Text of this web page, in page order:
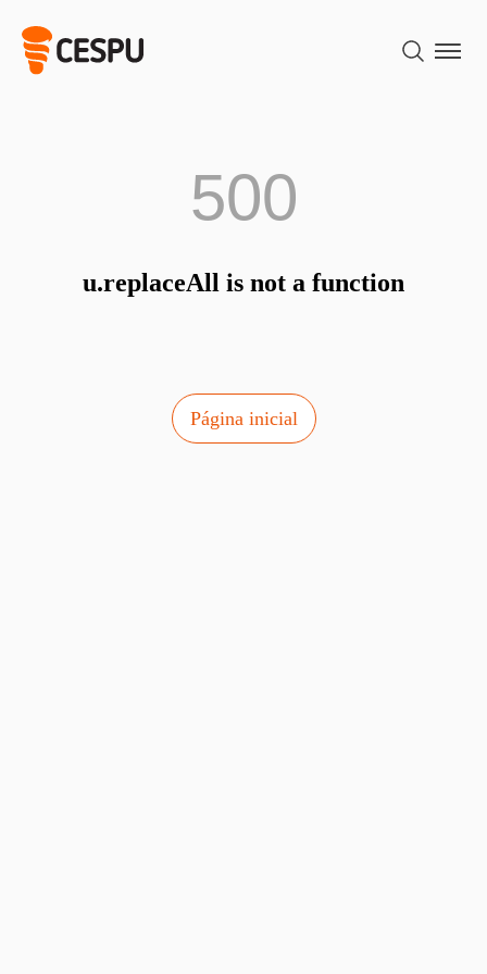
500
u.replaceAll is not a function
Página inicial